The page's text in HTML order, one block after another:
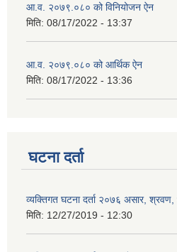
आ.व. २०७९.०८० को विनियोजन ऐन
मिति: 08/17/2022 - 13:37
आ.व. २०७९.०८० को आर्थिक ऐन
मिति: 08/17/2022 - 13:36
घटना दर्ता
व्यक्तिगत घटना दर्ता २०७६ असार,
मिति: 12/27/2019 - 12:30